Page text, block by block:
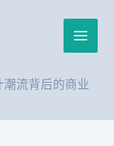
Main
流背后的商业